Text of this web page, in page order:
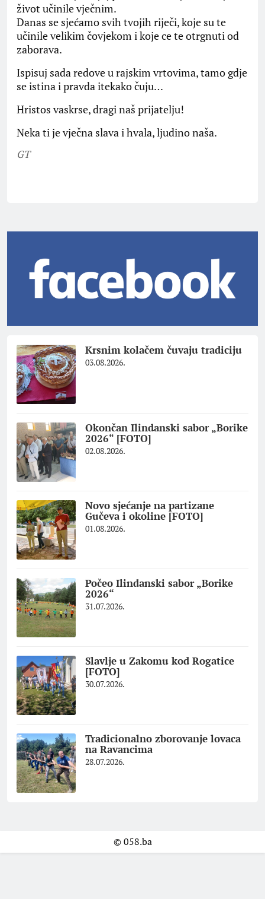
život učinile vječnim.
Danas se sjećamo svih tvojih riječi, koje su te
učinile velikim čovjekom i koje ce te otrgnuti od
zaborava.
Ispisuj sada redove u rajskim vrtovima, tamo gdje
se istina i pravda itekako čuju…
Hristos vaskrse, dragi naš prijatelju!
Neka ti je vječna slava i hvala, ljudino naša.
GT
Krsnim kolačem čuvaju tradiciju
03.08.2026.
Okončan Ilindanski sabor „Borike
2026“ [FOTO]
02.08.2026.
Novo sjećanje na partizane
Gučeva i okoline [FOTO]
01.08.2026.
Počeo Ilindanski sabor „Borike
2026“
31.07.2026.
Slavlje u Zakomu kod Rogatice
[FOTO]
30.07.2026.
Tradicionalno zborovanje lovaca
na Ravancima
28.07.2026.
© 058.ba